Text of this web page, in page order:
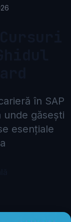
în SAP
unde găsești
esențiale